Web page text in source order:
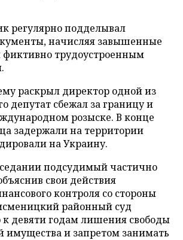
регулярно подделывал
начисляя завышенные
фиктивно трудоустроенным
раскрыл директор одной из
депутат сбежал за границу и
розыске. В конце
задержали на территории
на Украину.
подсудимый частично
свои действия
контроля со стороны
районный суд
к девяти годам лишения свободы
имущества и запретом занимать